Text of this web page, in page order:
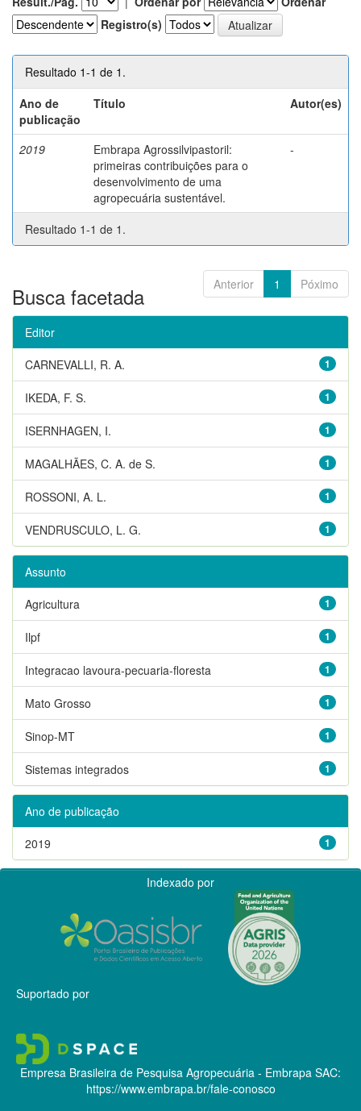
Registro(s)
Resultado 1-1 de 1.
Ano de
publicação
Título Autor(es)
2019
Embrapa Agrossilvipastoril:
primeiras contribuições para o
desenvolvimento de uma
agropecuária sustentável.
-
Resultado 1-1 de 1.
Anterior 1 Póximo
Busca facetada
Editor
1
CARNEVALLI, R. A.
1
IKEDA, F. S.
1
ISERNHAGEN, I.
1
MAGALHÃES, C. A. de S.
1
ROSSONI, A. L.
1
VENDRUSCULO, L. G.
Assunto
1
Agricultura
1
Ilpf
1
Integracao lavoura-pecuaria-floresta
1
Mato Grosso
1
Sinop-MT
1
Sistemas integrados
Ano de publicação
1
2019
Indexado por
Suportado por
Empresa Brasileira de Pesquisa Agropecuária - Embrapa SAC:
https://www.embrapa.br/fale-conosco